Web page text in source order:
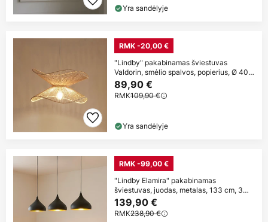
Yra sandėlyje
RMK -20,00 €
"Lindby" pakabinamas šviestuvas
Valdorin, smėlio spalvos, popierius, Ø 40
cm,
89,90 €
RMK109,90 €
Yra sandėlyje
RMK -99,00 €
"Lindby Elamira" pakabinamas
šviestuvas, juodas, metalas, 133 cm, 3
žibintai.
139,90 €
RMK238,90 €